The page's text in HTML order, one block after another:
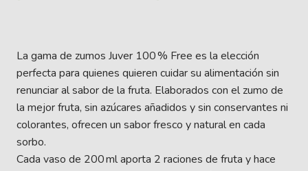
La gama de zumos Juver 100 % Free es la elección
perfecta para quienes quieren cuidar su alimentación sin
renunciar al sabor de la fruta. Elaborados con el zumo de
la mejor fruta, sin azúcares añadidos y sin conservantes ni
colorantes, ofrecen un sabor fresco y natural en cada
sorbo.
Cada vaso de 200 ml aporta 2 raciones de fruta y hace